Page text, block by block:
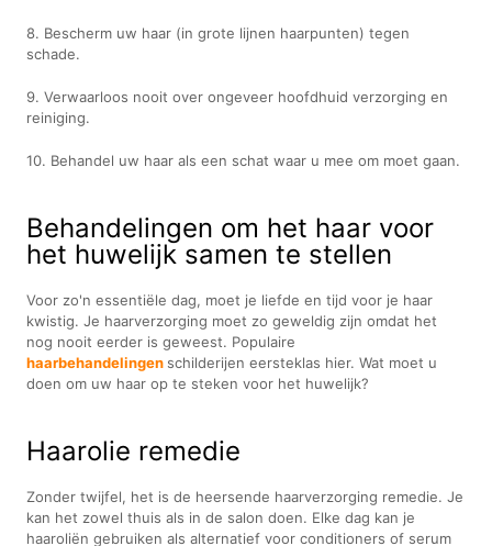
8. Bescherm uw haar (in grote lijnen haarpunten) tegen
schade.
9. Verwaarloos nooit over ongeveer hoofdhuid verzorging en
reiniging.
10. Behandel uw haar als een schat waar u mee om moet gaan.
Behandelingen om het haar voor
het huwelijk samen te stellen
Voor zo'n essentiële dag, moet je liefde en tijd voor je haar
kwistig. Je haarverzorging moet zo geweldig zijn omdat het
nog nooit eerder is geweest. Populaire
haarbehandelingen schilderijen eersteklas hier. Wat moet u
doen om uw haar op te steken voor het huwelijk?
Haarolie remedie
Zonder twijfel, het is de heersende haarverzorging remedie. Je
kan het zowel thuis als in de salon doen. Elke dag kan je
haaroliën gebruiken als alternatief voor conditioners of serum